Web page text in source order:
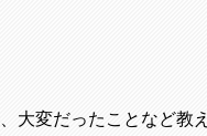
大変だったことなど教え